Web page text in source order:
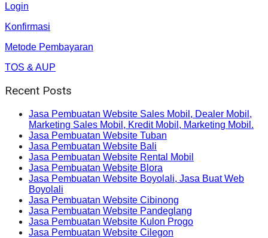
Login
Konfirmasi
Metode Pembayaran
TOS & AUP
Recent Posts
Jasa Pembuatan Website Sales Mobil, Dealer Mobil,
Marketing Sales Mobil, Kredit Mobil, Marketing Mobil.
Jasa Pembuatan Website Tuban
Jasa Pembuatan Website Bali
Jasa Pembuatan Website Rental Mobil
Jasa Pembuatan Website Blora
Jasa Pembuatan Website Boyolali, Jasa Buat Web
Boyolali
Jasa Pembuatan Website Cibinong
Jasa Pembuatan Website Pandeglang
Jasa Pembuatan Website Kulon Progo
Jasa Pembuatan Website Cilegon